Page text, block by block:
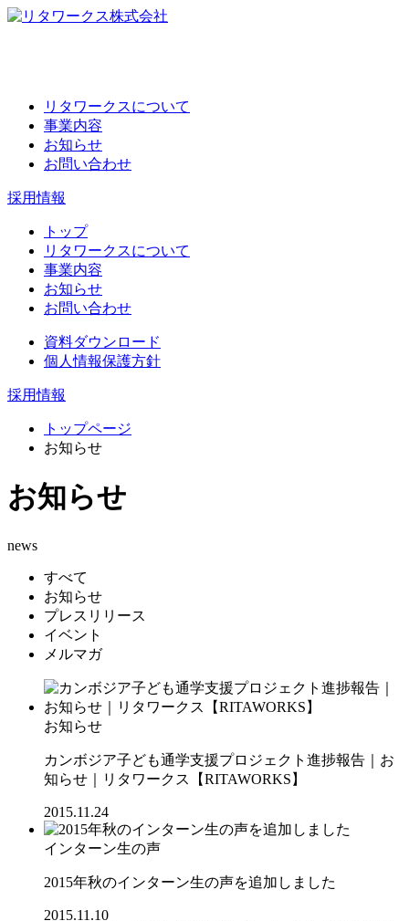
リタワークスについて
事業内容
お知らせ
お問い合わせ
採用情報
トップ
リタワークスについて
事業内容
お知らせ
お問い合わせ
資料ダウンロード
個人情報保護方針
採用情報
トップページ
お知らせ
お知らせ
news
すべて
お知らせ
プレスリリース
イベント
メルマガ
お知らせ
カンボジア子ども通学支援プロジェクト進捗報告｜お
知らせ｜リタワークス【RITAWORKS】
2015.11.24
インターン生の声
2015年秋のインターン生の声を追加しました
2015.11.10